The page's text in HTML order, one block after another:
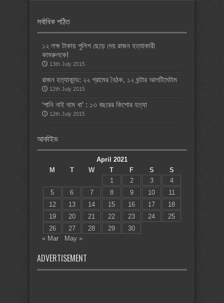
সর্বাধিক পঠিত
১২ লক্ষ টাকায় পুলিশ ছেড়ে দেয় রাজন হত্যাকারী
কামরুলকে!
13th July 2015
রাজন হত্যাকান্ড: ২২ গ্রামের বৈঠক, ১২ ঘন্টার আলটিমেটাম
12th July 2015
‘পানি নাই ঘাম খা’ : ১৩ বছরের কিশোর হত্যা
12th July 2015
আর্কাইভ
April 2021
M
T W T F S
S
1
2 3
4
5
6 7 8 9 10
11
12
13 14 15 16 17
18
19
20 21 22 23 24
25
26
27 28 29
30
« Mar
May »
ADVERTISEMENT